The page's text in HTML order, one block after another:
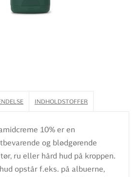
INDHOLDSTOFFER
10% er en
og blødgørende
ru eller hård hud på kroppen.
opstår f.eks. på albuerne,